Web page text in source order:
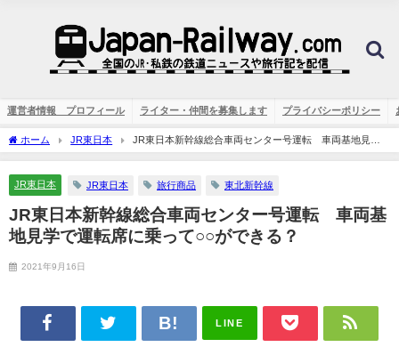
運営者情報 プロフィール ライター・仲間を募集します プライバシーポリシー
ホーム JR東日本
JR東日本新幹線総合車両センター号運転 車両基地見学
で運転席に乗って○○ができる？
JR東日本 JR東日本 旅行商品 東北新幹線
JR東日本新幹線総合車両センター号運転 車両基
地見学で運転席に乗って○○ができる？
2021年9月16日
LINE